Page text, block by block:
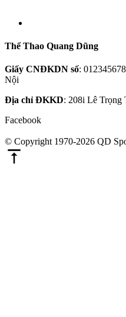
Thể Thao Quang Dũng
Giấy CNĐKDN số:
Nội
Địa chỉ ĐKKD: 208i Lê Trọng
Facebook
© Copyright 1970-2026 QD